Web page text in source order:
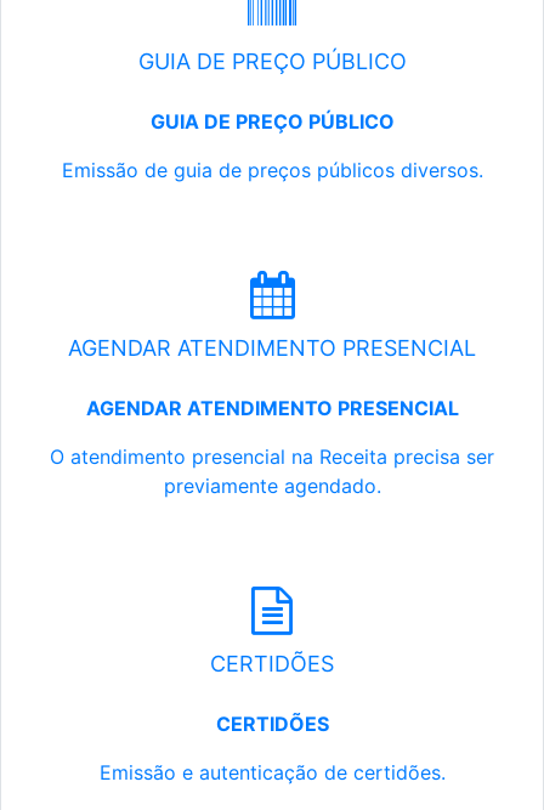
GUIA DE PREÇO PÚBLICO
GUIA DE PREÇO PÚBLICO
Emissão de guia de preços públicos diversos.
AGENDAR ATENDIMENTO PRESENCIAL
AGENDAR ATENDIMENTO PRESENCIAL
O atendimento presencial na Receita precisa ser
previamente agendado.
CERTIDÕES
CERTIDÕES
Emissão e autenticação de certidões.